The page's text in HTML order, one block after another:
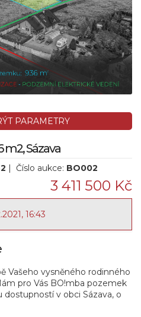
PARAMETRY
Sázava
| Číslo aukce: BO002
3 411 500 Kč
16:43
Vašeho vysněného rodinného
pro Vás BO!mba pozemek
dostupností v obci Sázava, o